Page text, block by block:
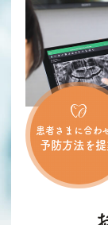
運びとな
詳しい料金
ください。
今後もより
すので、ご
します。
患者さまに合わ
予防方法を提